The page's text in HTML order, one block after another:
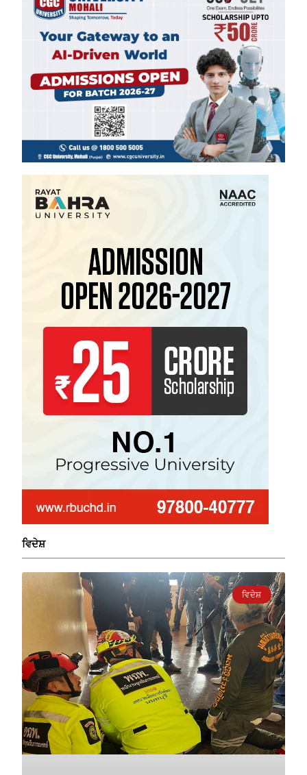
ਵਿਦੇਸ਼
ਵਿਦੇਸ਼